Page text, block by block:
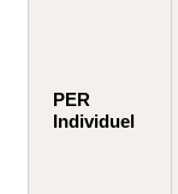
PER
Individuel